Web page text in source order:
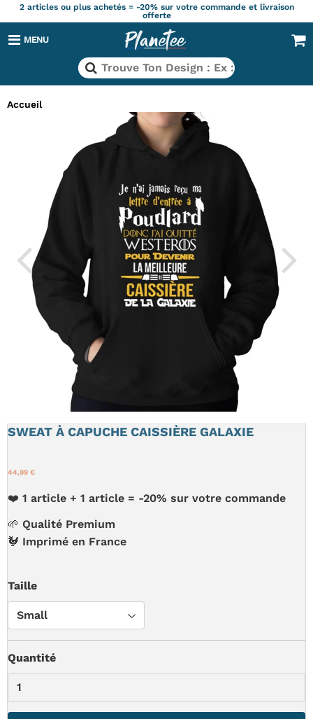
2 articles ou plus achetés = -20% sur votre commande et livraison
offerte
MENU
Accueil
SWEAT À CAPUCHE CAISSIÈRE GALAXIE
44,99 €
❤️ 1 article + 1 article = -20% sur votre commande
🌱 Qualité Premium
🐓 Imprimé en France
Taille
Quantité